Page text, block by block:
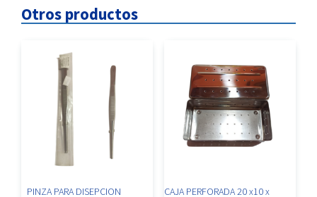
Otros productos
PINZA PARA DISEPCION
CAJA PERFORADA 20 x10 x